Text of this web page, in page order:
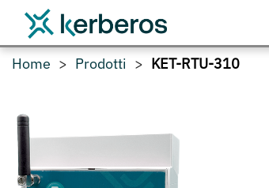
Home Prodotti KET-RTU-310